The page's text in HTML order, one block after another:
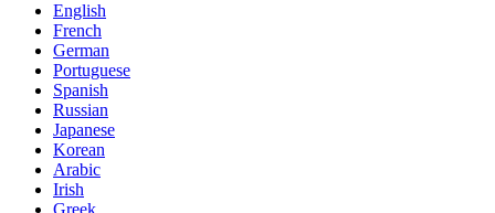
English
French
German
Portuguese
Spanish
Russian
Japanese
Korean
Arabic
Irish
Greek